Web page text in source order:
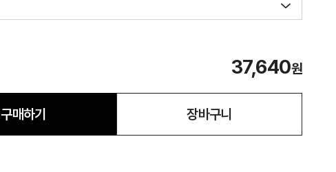
37,640원
구매하기 장바구니